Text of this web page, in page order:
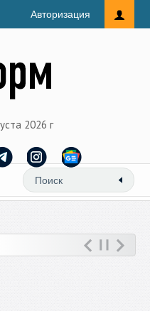
Авторизация
2026 г